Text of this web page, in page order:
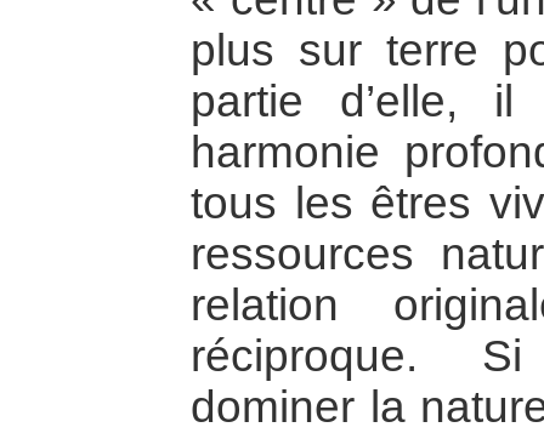
plus sur terre
partie d’elle,
harmonie
tous les êtres
ressources
relation
réciproque.
dominer la